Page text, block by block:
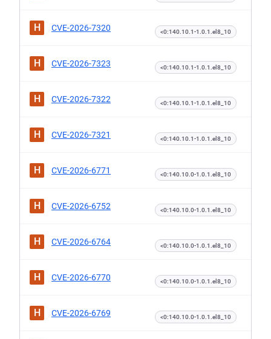
H CVE-2026-7320 <0:140.10.1-1.0.1.el8_10
H CVE-2026-7323 <0:140.10.1-1.0.1.el8_10
H CVE-2026-7322 <0:140.10.1-1.0.1.el8_10
H CVE-2026-7321 <0:140.10.1-1.0.1.el8_10
H CVE-2026-6771 <0:140.10.0-1.0.1.el8_10
H CVE-2026-6752 <0:140.10.0-1.0.1.el8_10
H CVE-2026-6764 <0:140.10.0-1.0.1.el8_10
H CVE-2026-6770 <0:140.10.0-1.0.1.el8_10
H CVE-2026-6769 <0:140.10.0-1.0.1.el8_10